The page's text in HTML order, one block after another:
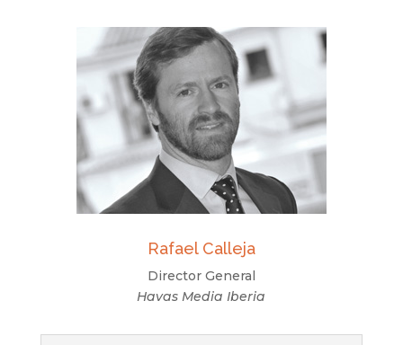
Rafael Calleja
Director General
Havas Media Iberia